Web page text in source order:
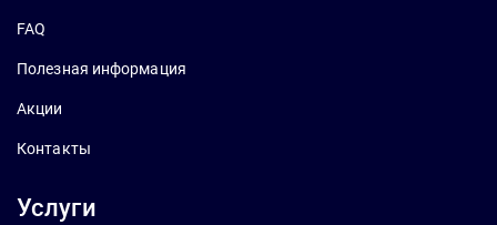
FAQ
Полезная информация
Акции
Контакты
Услуги